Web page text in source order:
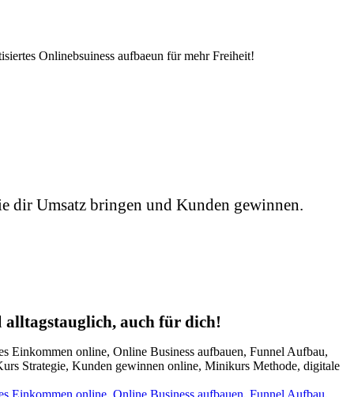
dir Umsatz bringen und Kunden gewinnen.
alltagstauglich, auch für dich!